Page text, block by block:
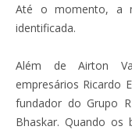
Até o momento, a
identificada.
Além de Airton
empresários Ricardo
fundador do Grupo
Bhaskar. Quando os